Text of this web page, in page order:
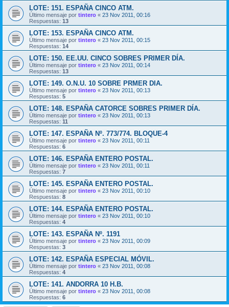
LOTE: 151. ESPAÑA CINCO ATM.
Último mensaje por tintero « 23 Nov 2011, 00:16
Respuestas: 13
LOTE: 153. ESPAÑA CINCO ATM.
Último mensaje por tintero « 23 Nov 2011, 00:15
Respuestas: 14
LOTE: 150. EE.UU. CINCO SOBRES PRIMER DÍA.
Último mensaje por tintero « 23 Nov 2011, 00:14
Respuestas: 13
LOTE: 149. O.N.U. 10 SOBRE PRMER DIA.
Último mensaje por tintero « 23 Nov 2011, 00:13
Respuestas: 5
LOTE: 148. ESPAÑA CATORCE SOBRES PRIMER DÍA.
Último mensaje por tintero « 23 Nov 2011, 00:13
Respuestas: 11
LOTE: 147. ESPAÑA Nº. 773/774. BLOQUE-4
Último mensaje por tintero « 23 Nov 2011, 00:11
Respuestas: 6
LOTE: 146. ESPAÑA ENTERO POSTAL.
Último mensaje por tintero « 23 Nov 2011, 00:11
Respuestas: 7
LOTE: 145. ESPAÑA ENTERO POSTAL.
Último mensaje por tintero « 23 Nov 2011, 00:10
Respuestas: 8
LOTE: 144. ESPAÑA ENTERO POSTAL.
Último mensaje por tintero « 23 Nov 2011, 00:10
Respuestas: 4
LOTE: 143. ESPAÑA Nº. 1191
Último mensaje por tintero « 23 Nov 2011, 00:09
Respuestas: 3
LOTE: 142. ESPAÑA ESPECIAL MÓVIL.
Último mensaje por tintero « 23 Nov 2011, 00:08
Respuestas: 4
LOTE: 141. ANDORRA 10 H.B.
Último mensaje por tintero « 23 Nov 2011, 00:08
Respuestas: 6